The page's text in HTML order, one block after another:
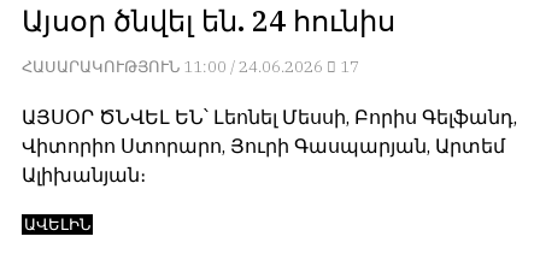
с
не
лезет
в
тексты,
հետ
համակարծիք
լինելը
պայման
չէ
նյութերը
համար։
Այսօր ծնվել են. 24 հունիս
ՀԱՍԱՐԱԿՈՒԹՅՈՒՆ 11:00 / 24.06.2026 17
ԱՅՍՕՐ ԾՆՎԵԼ ԵՆ՝ Լեոնել Մեսսի, Բորիս Գելֆանդ,
Վիտորիո Ստորարո, Յուրի Գասպարյան, Արտեմ
Ալիխանյան։
ԱՎԵԼԻՆ